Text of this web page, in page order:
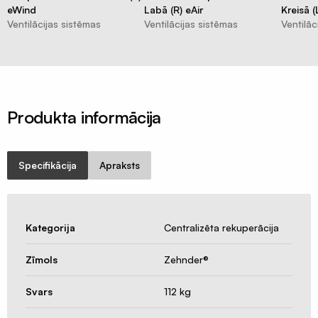
eWind
Ventilācijas sistēmas
Labā (R) eAir
Ventilācijas sistēmas
Kreisā
Produkta informācija
Specifikācija Apraksts
Kategorija Centralizēta rekuperācija
Zīmols Zehnder®
Svars 112 kg
Ventilācijas
vārsti
pieslēgumu
resīveri
rekuperācija
Decentralizēta
Kondicionieri